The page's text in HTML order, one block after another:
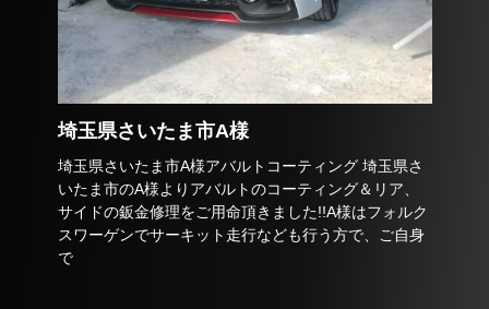
埼玉県さいたま市A様
埼玉県さいたま市A様アバルトコーティング 埼玉県さ
いたま市のA様よりアバルトのコーティング＆リア、
サイドの鈑金修理をご用命頂きました!!A様はフォルク
スワーゲンでサーキット走行なども行う方で、ご自身
で